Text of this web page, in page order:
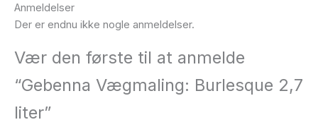
Anmeldelser
Der er endnu ikke nogle anmeldelser.
Vær den første til at anmelde
“Gebenna Vægmaling: Burlesque 2,7
liter”